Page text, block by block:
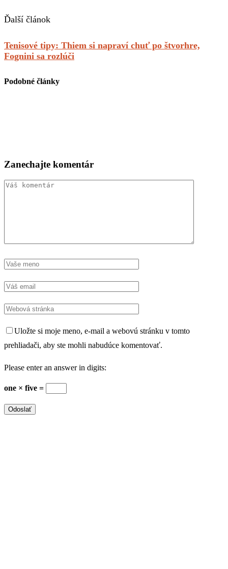
Ďalší článok
Tenisové tipy: Thiem si napraví chuť po štvorhre,
Fognini sa rozlúči
Podobné články
Zanechajte komentár
Uložte si moje meno, e-mail a webovú stránku v tomto
prehliadači, aby ste mohli nabudúce komentovať.
Please enter an answer in digits:
one × five =